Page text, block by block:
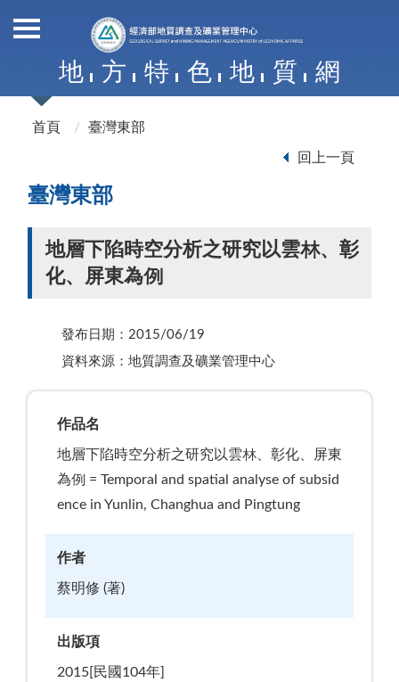
地 方 特 色 地 質 網
首頁 臺灣東部
回上一頁
臺灣東部
地層下陷時空分析之研究以雲林、彰
化、屏東為例
發布日期：2015/06/19
資料來源：地質調查及礦業管理中心
作品名
地層下陷時空分析之研究以雲林、彰化、屏東
為例 = Temporal and spatial analyse of subsid
ence in Yunlin, Changhua and Pingtung
作者
蔡明修 (著)
出版項
2015[民國104年]